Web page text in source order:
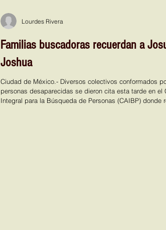
Familias buscadoras recuerdan a
Joshua
Ciudad de México.- Diversos colectivos conformados
personas desaparecidas se dieron cita esta tarde en el
Integral para la Búsqueda de Personas (CAIBP) donde
Lourdes Rivera